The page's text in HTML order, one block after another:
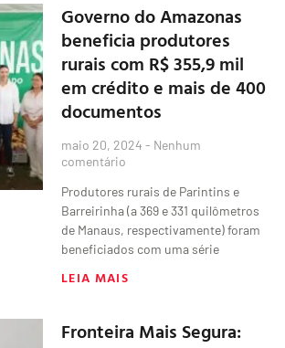
Governo do Amazonas
beneficia produtores
rurais com R$ 355,9 mil
em crédito e mais de 400
documentos
maio 20, 2024 Nenhum
comentário
Produtores rurais de Parintins e
Barreirinha (a 369 e 331 quilômetros
de Manaus, respectivamente) foram
beneficiados com uma série
LEIA MAIS
Fronteira Mais Segura: